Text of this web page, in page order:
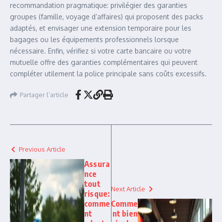
recommandation pragmatique: privilégier des garanties
groupes (famille, voyage d’affaires) qui proposent des packs
adaptés, et envisager une extension temporaire pour les
bagages ou les équipements professionnels lorsque
nécessaire. Enfin, vérifiez si votre carte bancaire ou votre
mutuelle offre des garanties complémentaires qui peuvent
compléter utilement la police principale sans coûts excessifs.
Partager l’article
Previous Article
Assura
nce
tout
risque:
comme
nt
Next Article
Comme
nt bien